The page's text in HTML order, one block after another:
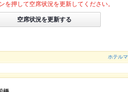
を押して空席状況を更新してください。
空席状況を更新する
ホテル